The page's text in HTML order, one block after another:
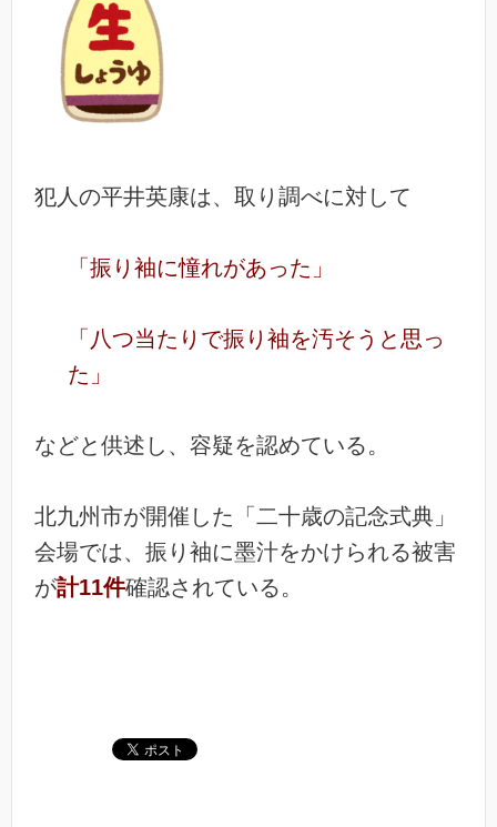
犯人の平井英康は、取り調べに対して
「振り袖に憧れがあった」
「八つ当たりで振り袖を汚そうと思っ
た」
などと供述し、容疑を認めている。
北九州市が開催した「二十歳の記念式典」
会場では、振り袖に墨汁をかけられる被害
が計11件確認されている。